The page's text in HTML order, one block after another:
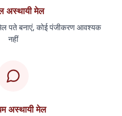
अस्थायी मेल
पते बनाएं, कोई पंजीकरण आवश्यक
नहीं
अस्थायी मेल